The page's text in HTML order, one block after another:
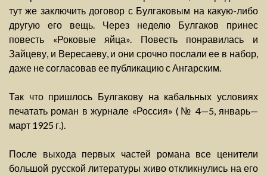
тут же заключить договор с Булгаковым на какую-либо
другую его вещь. Через неделю Булгаков принес
повесть «Роковые яйца». Повесть понравилась и
Зайцеву, и Вересаеву, и они срочно послали ее в набор,
даже не согласовав ее публикацию с Ангарским.
Так что пришлось Булгакову на кабальных условиях
печатать роман в журнале «Россия» (№ 4—5, январь—
март 1925 г.).
После выхода первых частей романа все ценители
большой русской литературы живо откликнулись на его